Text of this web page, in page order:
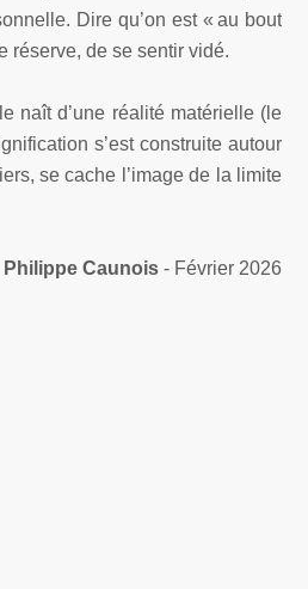
Dire qu’on est « au bout
réserve, de se sentir vidé.
naît d’une réalité matérielle (le
s’est construite autour
se cache l’image de la limite
Philippe Caunois - Février 2026